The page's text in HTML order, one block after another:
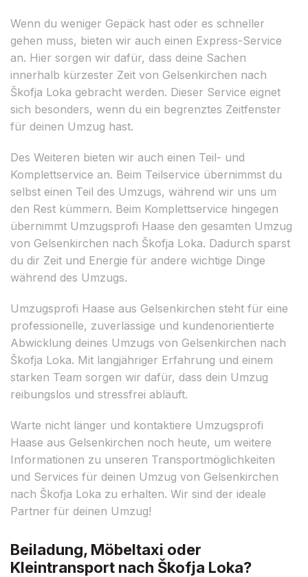
Wenn du weniger Gepäck hast oder es schneller
gehen muss, bieten wir auch einen Express-Service
an. Hier sorgen wir dafür, dass deine Sachen
innerhalb kürzester Zeit von Gelsenkirchen nach
Škofja Loka gebracht werden. Dieser Service eignet
sich besonders, wenn du ein begrenztes Zeitfenster
für deinen Umzug hast.
Des Weiteren bieten wir auch einen Teil- und
Komplettservice an. Beim Teilservice übernimmst du
selbst einen Teil des Umzugs, während wir uns um
den Rest kümmern. Beim Komplettservice hingegen
übernimmt Umzugsprofi Haase den gesamten Umzug
von Gelsenkirchen nach Škofja Loka. Dadurch sparst
du dir Zeit und Energie für andere wichtige Dinge
während des Umzugs.
Umzugsprofi Haase aus Gelsenkirchen steht für eine
professionelle, zuverlässige und kundenorientierte
Abwicklung deines Umzugs von Gelsenkirchen nach
Škofja Loka. Mit langjähriger Erfahrung und einem
starken Team sorgen wir dafür, dass dein Umzug
reibungslos und stressfrei abläuft.
Warte nicht länger und kontaktiere Umzugsprofi
Haase aus Gelsenkirchen noch heute, um weitere
Informationen zu unseren Transportmöglichkeiten
und Services für deinen Umzug von Gelsenkirchen
nach Škofja Loka zu erhalten. Wir sind der ideale
Partner für deinen Umzug!
Beiladung, Möbeltaxi oder
Kleintransport nach Škofja Loka?